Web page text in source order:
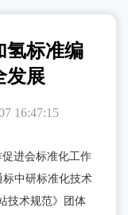
氢标准编
发展
16:47:15
进会标准化工作
标中研标准化技术
技术规范》团体